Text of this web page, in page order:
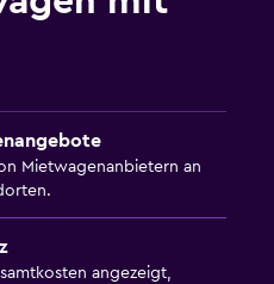
Mietwagenanbietern an
angezeigt,